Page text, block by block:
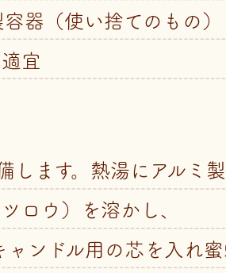
器（使い捨てのもの
宜
します。熱湯にアルミ
ロウ）を溶かし、
ャンドル用の芯を入れ